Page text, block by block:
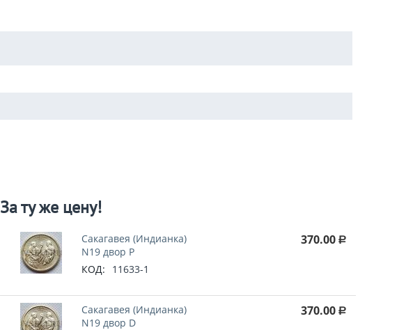
За ту же цену!
Сакагавея (Индианка)
N19 двор P
КОД:
11633-1
370.00 Р
Сакагавея (Индианка)
N19 двор D
370.00 Р